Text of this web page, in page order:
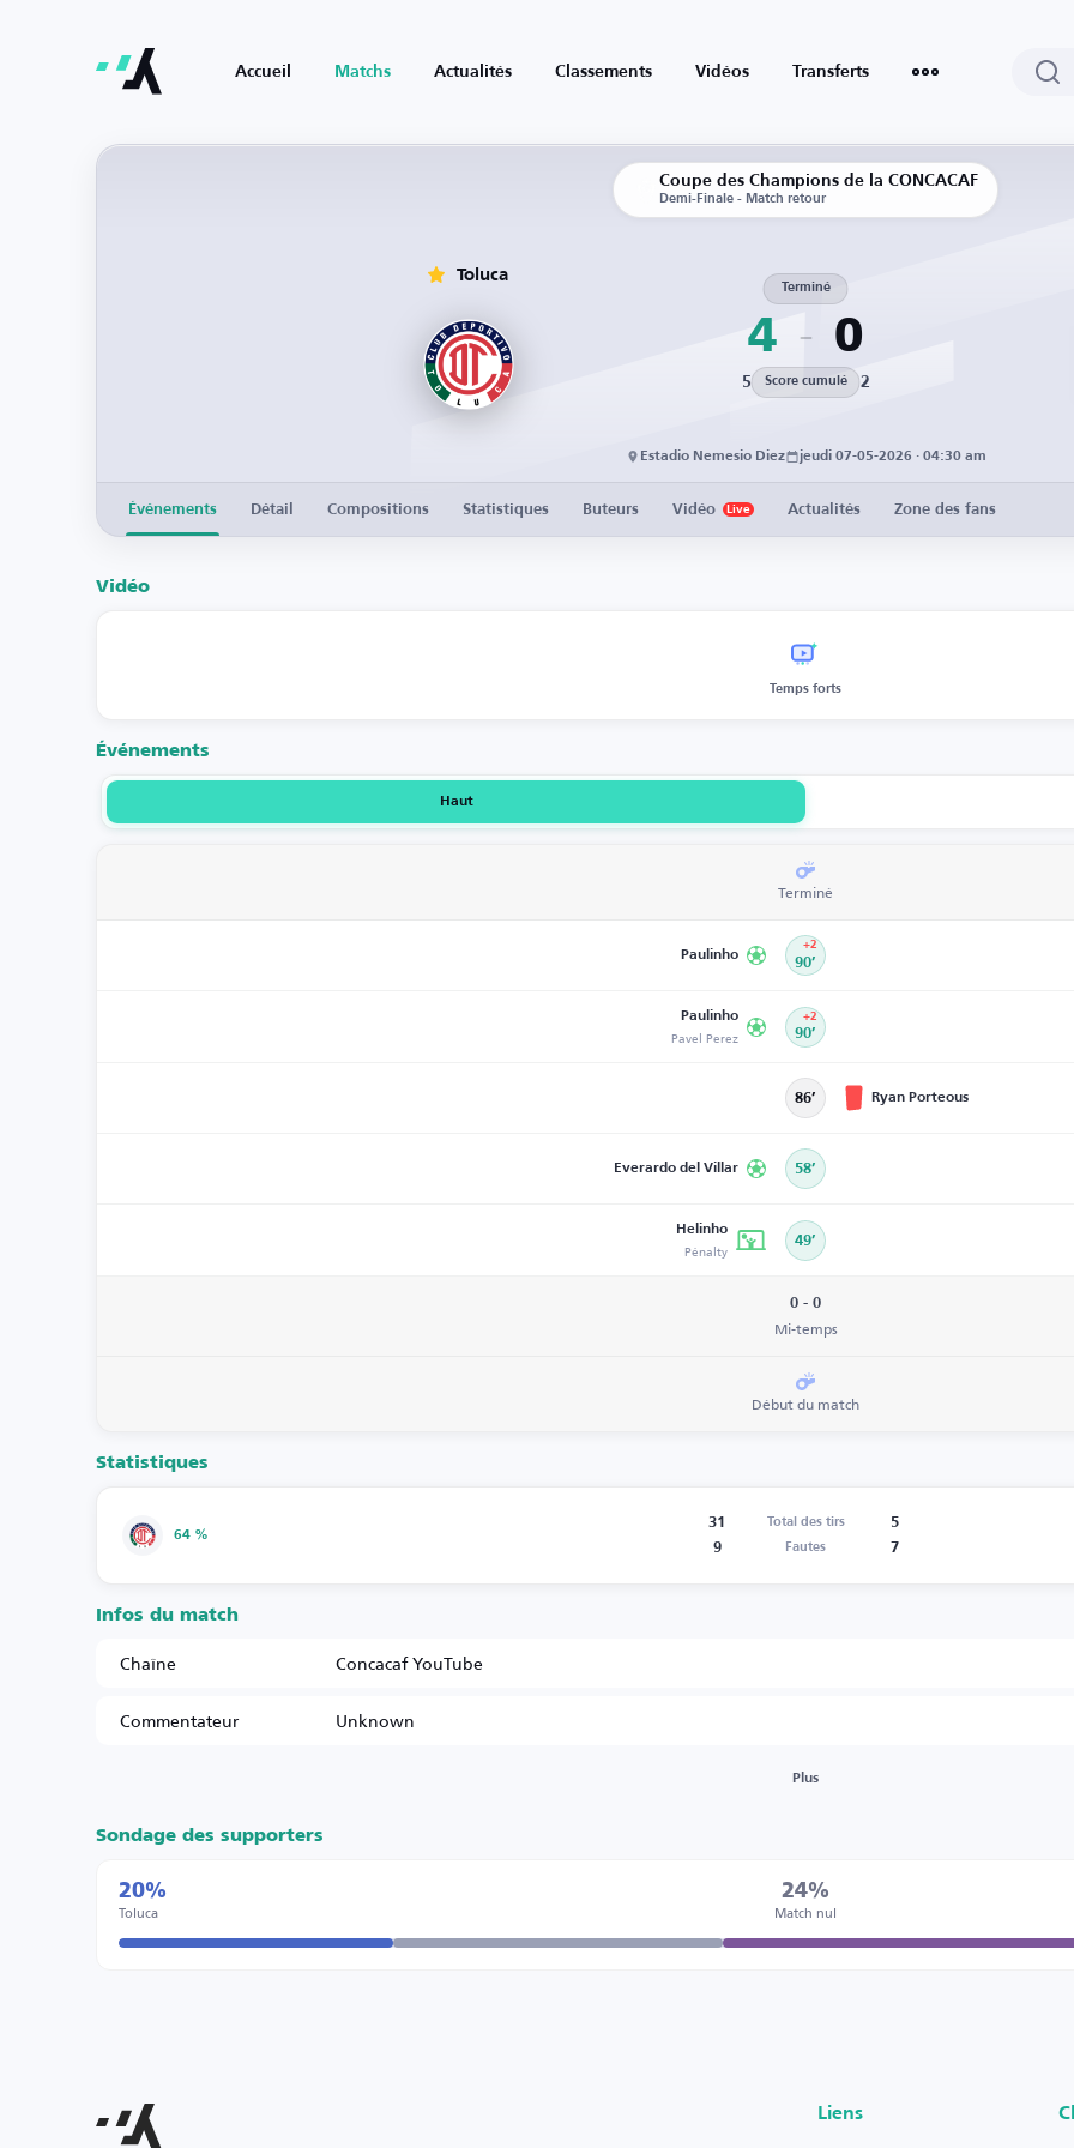
Accueil Matchs Actualités Classements Vidéos Transferts
Coupe des Champions de la CONCACAF
Demi-Finale - Match retour
Toluca
4
Terminé
0
5 Score cumulé 2
Estadio Nemesio Diez jeudi 07-05-2026 · 04:30 am
Événements Détail Compositions Statistiques Buteurs Vidéo Live Actualités Zone des fans
Vidéo
Temps forts
Événements
Haut
Terminé
Paulinho 90’
+2
Paulinho
Pavel Perez 90’
+2
86’ Ryan Porteous
Everardo del Villar 58’
Helinho
Pénalty 49’
0 - 0
Mi-temps
Début du match
Statistiques
64 %
31 Total des tirs
5
9
Fautes 7
Infos du match
Chaîne
Concacaf YouTube
Commentateur
Unknown
Plus
Sondage des supporters
20%
Toluca
24%
Match nul
Liens